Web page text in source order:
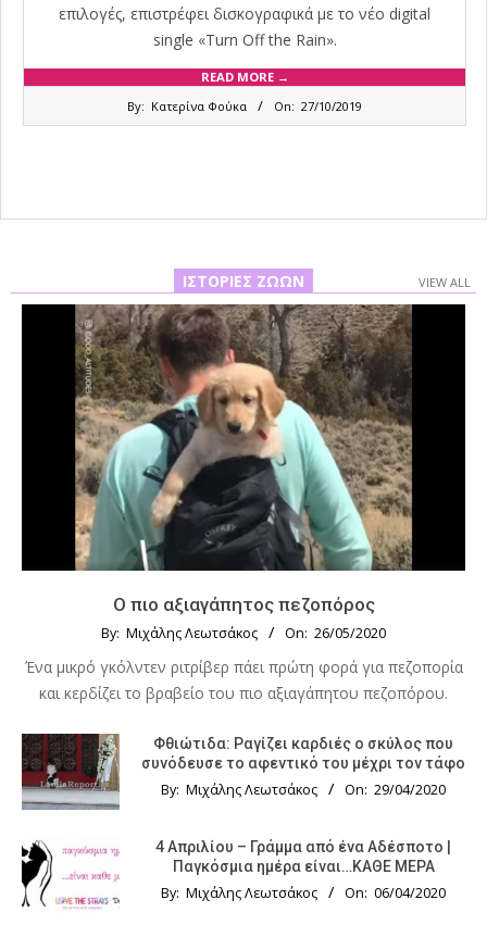
επιλογές, επιστρέφει δισκογραφικά με το νέο digital
single «Τurn Off the Rain».
READ MORE →
By: Κατερίνα Φούκα On: 27/10/2019
ΙΣΤΟΡΊΕΣ ΖΏΩΝ VIEW ALL
Ο πιο αξιαγάπητος πεζοπόρος
By: Μιχάλης Λεωτσάκος On: 26/05/2020
Ένα μικρό γκόλντεν ριτρίβερ πάει πρώτη φορά για πεζοπορία
και κερδίζει το βραβείο του πιο αξιαγάπητου πεζοπόρου.
Φθιώτιδα: Ραγίζει καρδιές ο σκύλος που
συνόδευσε το αφεντικό του μέχρι τον τάφο
By: Μιχάλης Λεωτσάκος On: 29/04/2020
4 Απριλίου – Γράμμα από ένα Αδέσποτο |
Παγκόσμια ημέρα είναι…ΚΑΘΕ ΜΕΡΑ
By: Μιχάλης Λεωτσάκος On: 06/04/2020